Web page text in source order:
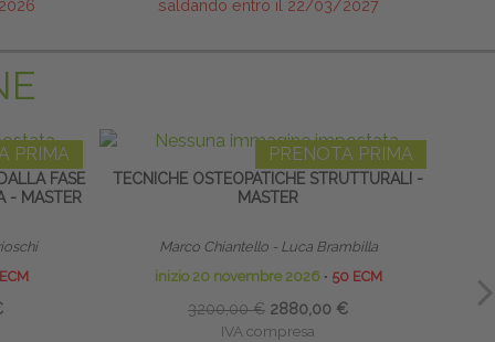
saldando entro il 22/03/2027
PRIMA
FASE
- MASTER
PRENOTA PRIMA
TECNICHE OSTEOPATICHE STRUTTURALI -
MASTER
Marco Chiantello - Luca Brambilla
inizio 20 novembre 2026 ∙ 50 ECM
3200,00 € 2880,00 €
IVA compresa